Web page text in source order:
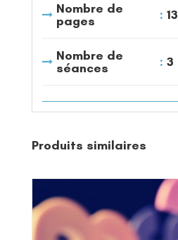
Nombre de
pages
13
Nombre de
séances
3
Produits similaires